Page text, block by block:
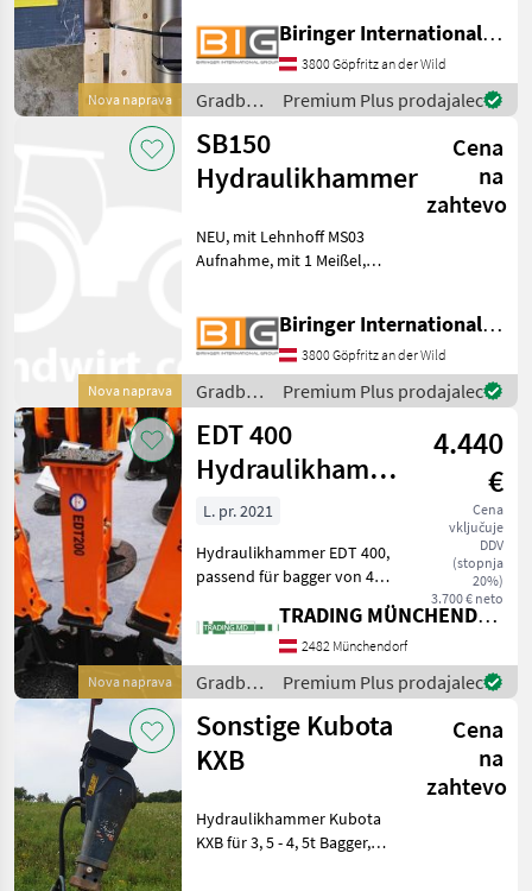
Nova naprava
Gradbeni stroji Hidravlična
kladiva
Biringer International GmbH
3800 Göpfritz an der Wild
Gradbeni
stroji /
Sonstige
Premium Plus prodajalec
Nova naprava
SB150
Hydraulikhammer
Cena
na
zahtevo
NEU, mit Lehnhoff MS03
Aufnahme, mit 1 Meißel,
Hidravlična kladiva
Biringer International GmbH
3800 Göpfritz an der Wild
Gradbeni
stroji /
Hammer
Premium Plus prodajalec
Nova naprava
EDT 400
Hydraulikhammer
passend für 7t
Bagger
4.440
€
Cena
vključuje
DDV
(stopnja
20%)
3.700 € neto
L. pr. 2021
Hydraulikhammer EDT 400,
passend für bagger von 4-7
Abmessungen:
1373*385*696 mm
1684*385*486 mm
1660*385*486 mm
Betriebsdruck: 1
TRADING MÜNCHENDORF Handels GmbH
2482 Münchendorf
Gradbeni
stroji /
EDT
Premium Plus prodajalec
Sonstige Kubota
KXB
Cena
na
zahtevo
Hydraulikhammer Kubota
KXB für 3, 5 - 4, 5t Bagger,